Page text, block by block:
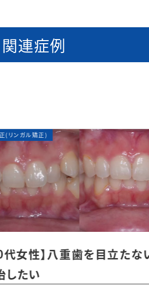
関連症例
う
矯正歯科
部分矯正
下顎のみ部分矯正
主訴
準備中